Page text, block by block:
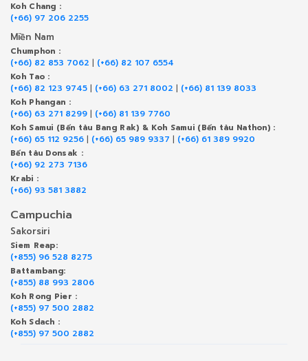
Koh Chang :
(+66) 97 206 2255
Miền Nam
Chumphon :
(+66) 82 853 7062 | (+66) 82 107 6554
Koh Tao :
(+66) 82 123 9745 | (+66) 63 271 8002 | (+66) 81 139 8033
Koh Phangan :
(+66) 63 271 8299 | (+66) 81 139 7760
Koh Samui (Bến tàu Bang Rak) & Koh Samui (Bến tàu Nathon) :
(+66) 65 112 9256 | (+66) 65 989 9337 | (+66) 61 389 9920
Bến tàu Donsak :
(+66) 92 273 7136
Krabi :
(+66) 93 581 3882
Campuchia
Sakorsiri
Siem Reap:
(+855) 96 528 8275
Battambang:
(+855) 88 993 2806
Koh Rong Pier :
(+855) 97 500 2882
Koh Sdach :
(+855) 97 500 2882